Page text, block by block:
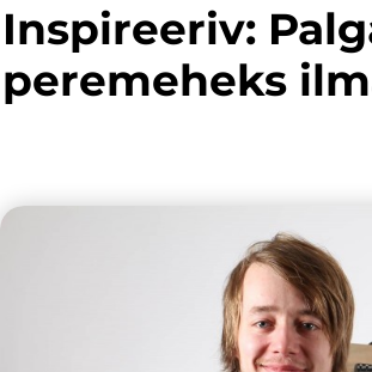
Inspireeriv:
peremeheks